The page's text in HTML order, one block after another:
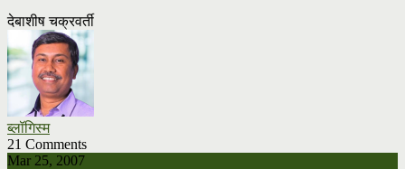
देबाशीष चक्रवर्ती
ब्लॉगिस्म
21 Comments
Mar 25, 2007